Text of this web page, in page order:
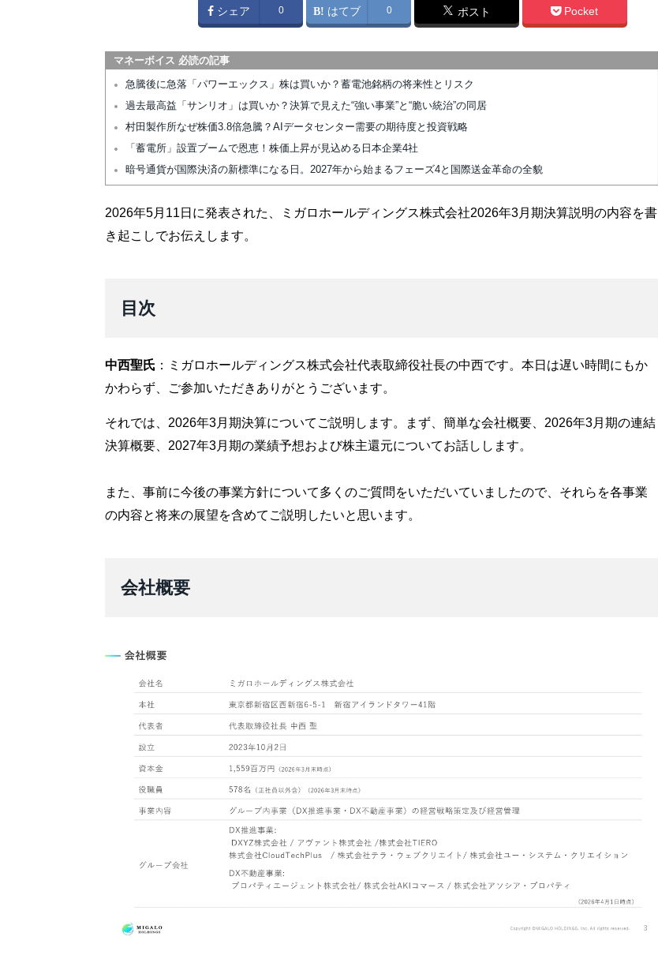
シェア 0 はてブ 0 ポスト Pocket
マネーボイス 必読の記事
急騰後に急落「パワーエックス」株は買いか？蓄電池銘柄の将来性とリスク
過去最高益「サンリオ」は買いか？決算で見えた“強い事業”と“脆い統治”の同居
村田製作所なぜ株価3.8倍急騰？AIデータセンター需要の期待度と投資戦略
「蓄電所」設置ブームで恩恵！株価上昇が見込める日本企業4社
暗号通貨が国際決済の新標準になる日。2027年から始まるフェーズ4と国際送金革命の全貌
2026年5月11日に発表された、ミガロホールディングス株式会社2026年3月期決算説明の内容を書
き起こしでお伝えします。
目次
中西聖氏 ：ミガロホールディングス株式会社代表取締役社長の中西です。本日は遅い時間にもか
かわらず、ご参加いただきありがとうございます。
それでは、2026年3月期決算についてご説明します。まず、簡単な会社概要、2026年3月期の連結
決算概要、2027年3月期の業績予想および株主還元についてお話しします。
また、事前に今後の事業方針について多くのご質問をいただいていましたので、それらを各事業
の内容と将来の展望を含めてご説明したいと思います。
会社概要